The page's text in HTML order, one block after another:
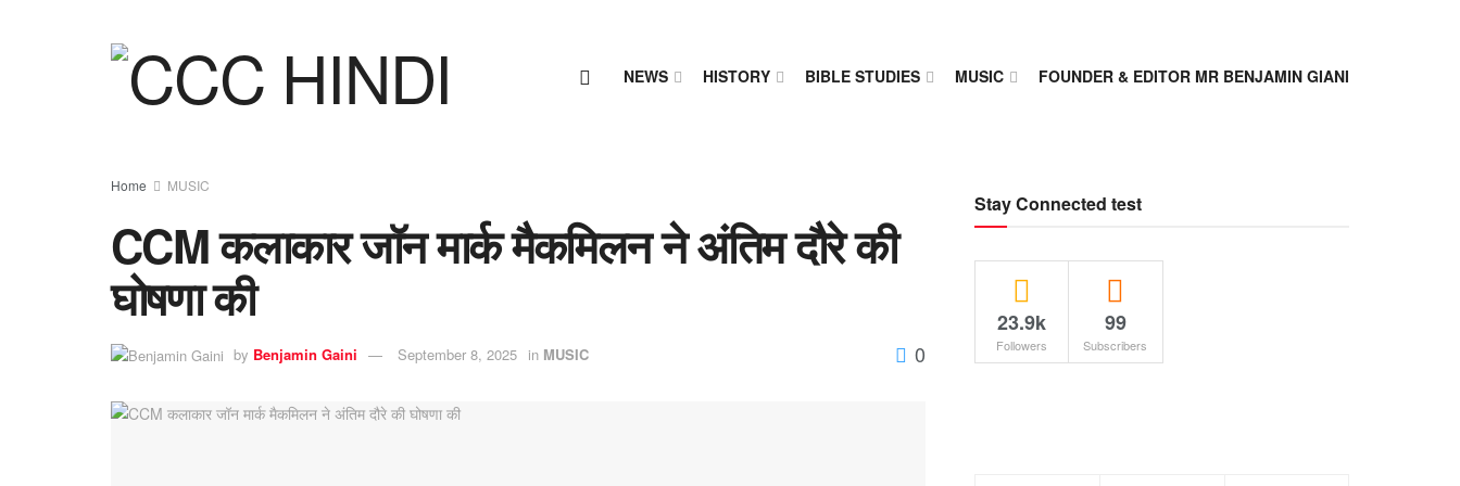
NEWS HISTORY BIBLE STUDIES MUSIC FOUNDER & EDITOR MR BENJAMIN GIANI
Home MUSIC
CCM कलाकार जॉन मार्क मैकमिलन ने अंतिम दौरे की
घोषणा की
by Benjamin Gaini September 8, 2025 in MUSIC 0
Stay Connected test
23.9k
Followers
99
Subscribers